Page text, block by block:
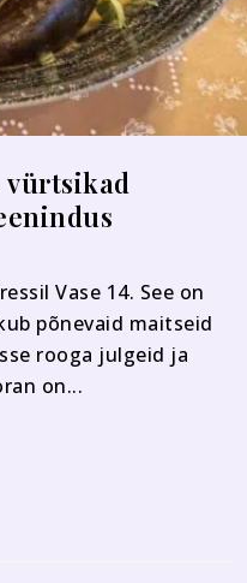
vürtsikad
Vase 14. See on
põnevaid maitseid
rooga julgeid ja
on...